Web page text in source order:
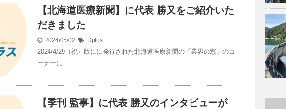
【北海道医療新聞】に代表 勝又をご紹介いた
だきました
2024/05/02 Dplus
2024/4/29（祝）版にに発行された北海道医療新聞の「業界の窓」のコ
ーナーに …
【季刊 監事】に代表 勝又のインタビューが